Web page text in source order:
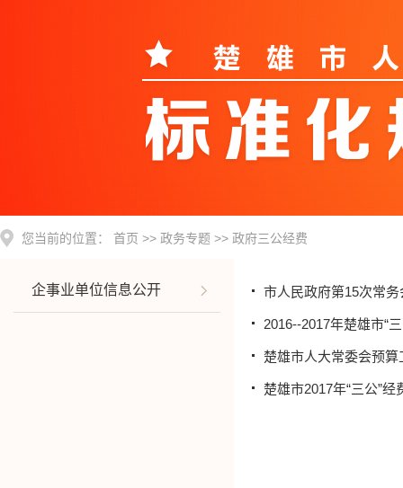
您当前的位置： 首页 >> 政务专题 >> 政府三公经费
企事业单位信息公开 市人民政府第15次常
2016--2017年楚雄市“
楚雄市人大常委会预
楚雄市2017年“三公”经